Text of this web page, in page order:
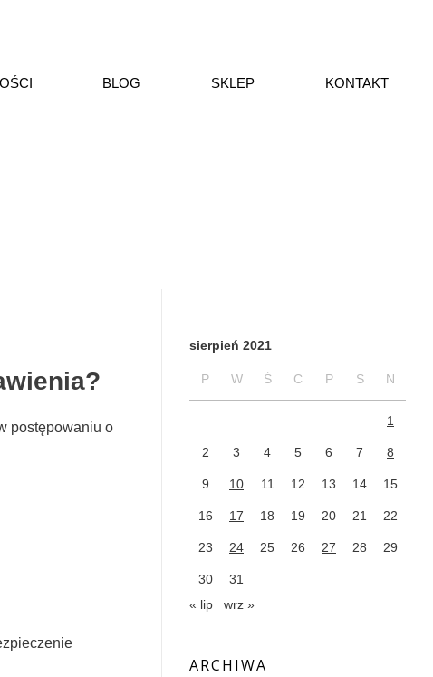
BLOG SKLEP KONTAKT
postępowaniu o
sierpień 2021
P W Ś C P S N
1
2 3 4 5 6 7 8
9 10 11 12 13 14 15
16 17 18 19 20 21 22
23 24 25 26 27 28 29
30
31
« lip
wrz »
ARCHIWA